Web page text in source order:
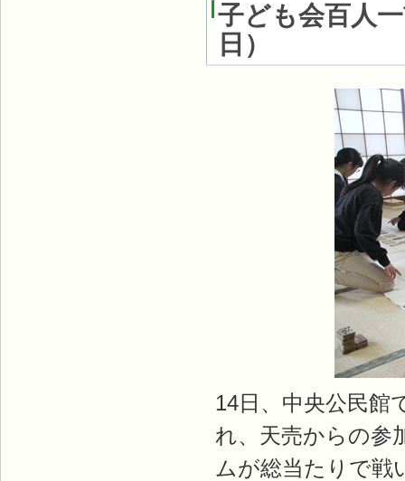
子ども会百人
日 ）
14日、中央公民館
れ、天売からの参
ムが総当たりで戦